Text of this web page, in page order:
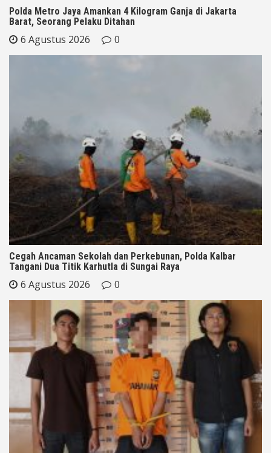
Polda Metro Jaya Amankan 4 Kilogram Ganja di Jakarta
Barat, Seorang Pelaku Ditahan
6 Agustus 2026 0
Cegah Ancaman Sekolah dan Perkebunan, Polda Kalbar
Tangani Dua Titik Karhutla di Sungai Raya
6 Agustus 2026 0